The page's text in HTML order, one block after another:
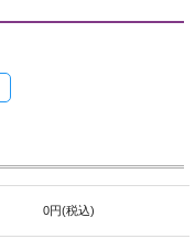
0円(税込)